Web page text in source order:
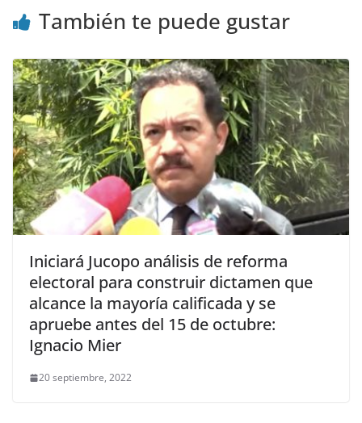
También te puede gustar
Iniciará Jucopo análisis de reforma
electoral para construir dictamen que
alcance la mayoría calificada y se
apruebe antes del 15 de octubre:
Ignacio Mier
20 septiembre, 2022